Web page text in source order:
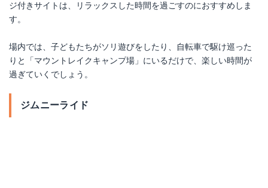
ジ付きサイトは、リラックスした時間を過ごすのにおすすめしま
す。
場内では、子どもたちがソリ遊びをしたり、自転車で駆け巡った
りと「マウントレイクキャンプ場」にいるだけで、楽しい時間が
過ぎていくでしょう。
ジムニーライド